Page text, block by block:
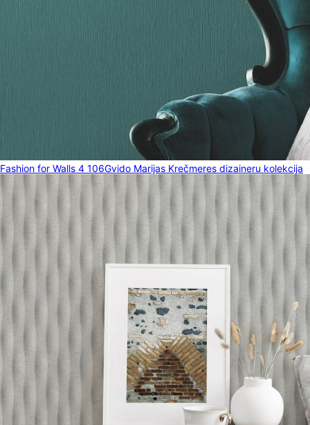
Fashion for Walls 4 106Gvido Marijas Krečmeres dizaineru kolekcija